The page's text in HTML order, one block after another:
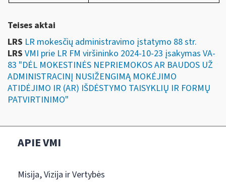
Teises aktai
LRS LR mokesčių administravimo įstatymo 88 str.
LRS VMI prie LR FM viršininko 2024-10-23 įsakymas VA-
83 "DĖL MOKESTINĖS NEPRIEMOKOS AR BAUDOS UŽ
ADMINISTRACINĮ NUSIŽENGIMĄ MOKĖJIMO
ATIDĖJIMO IR (AR) IŠDĖSTYMO TAISYKLIŲ IR FORMŲ
PATVIRTINIMO"
APIE VMI
Misija, Vizija ir Vertybės